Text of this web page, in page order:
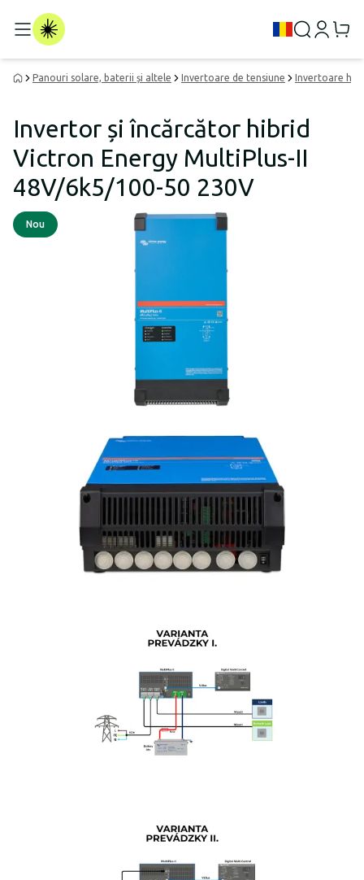
Panouri solare, baterii și altele Invertoare de tensiune Invertoare
Invertor și încărcător hibrid
Victron Energy MultiPlus-II
48V/6k5/100-50 230V
Nou